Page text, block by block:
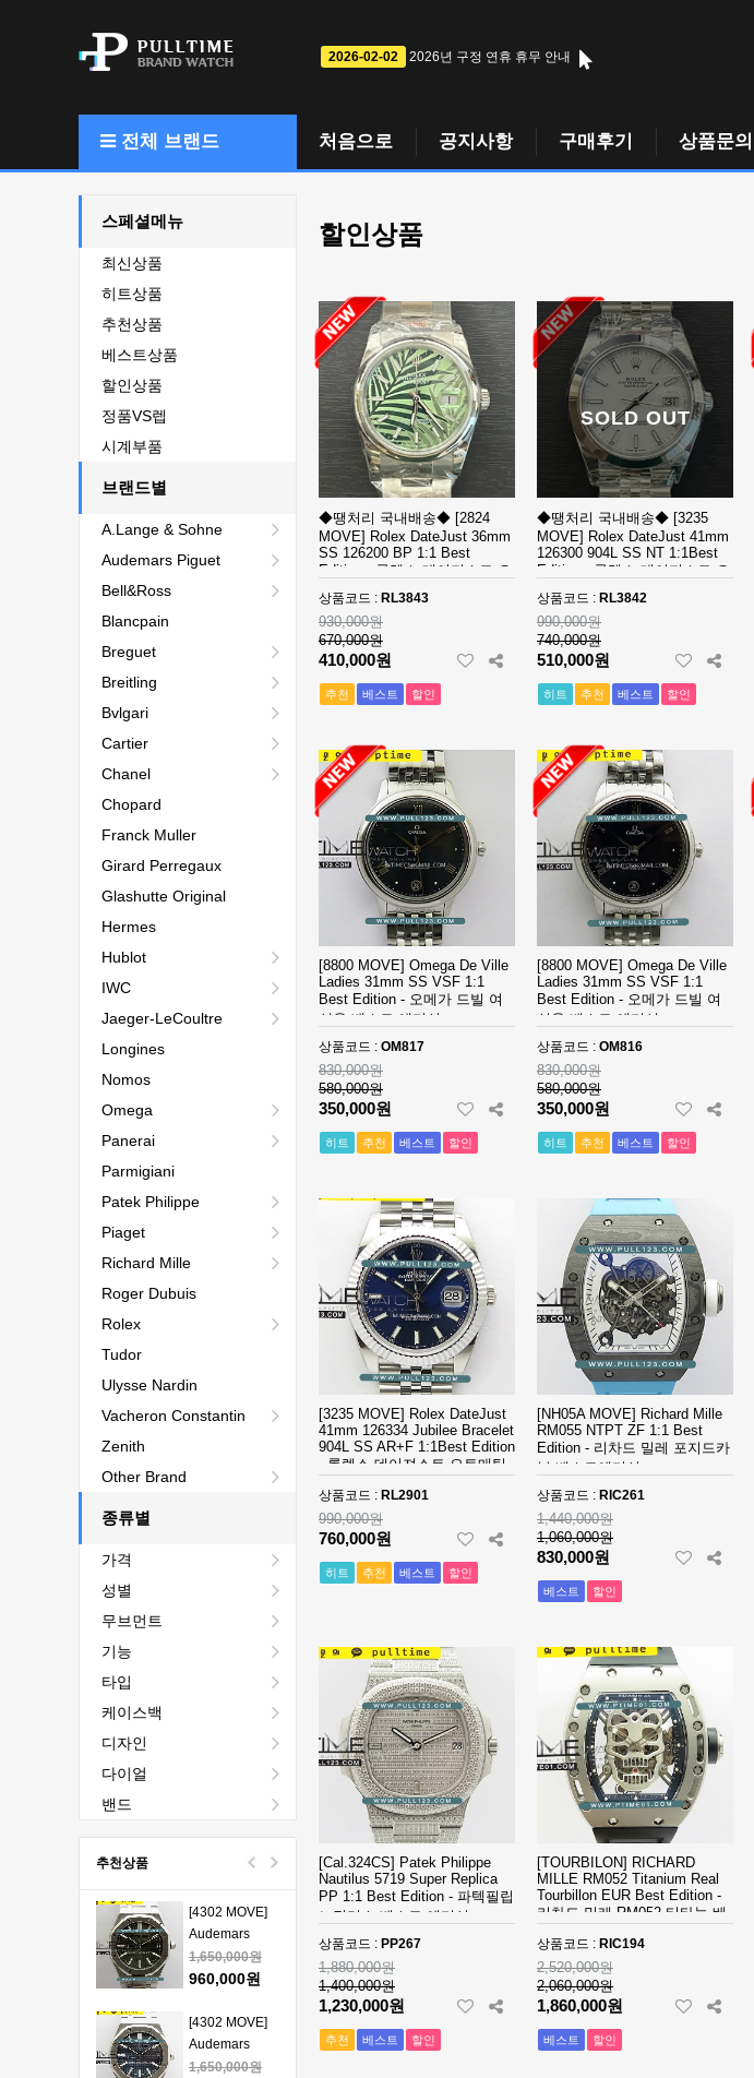
2026-02-02 2026년 구정 연휴 휴무 안내
전체 브랜드 처음으로 공지사항 구매후기 상품문의
스페셜메뉴
최신상품
히트상품
추천상품
베스트상품
할인상품
정품VS렙
시계부품
브랜드별
A.Lange & Sohne
Audemars Piguet
Bell&Ross
Blancpain
Breguet
Breitling
Bvlgari
Cartier
Chanel
Chopard
Franck Muller
Girard Perregaux
Glashutte Original
Hermes
Hublot
IWC
Jaeger-LeCoultre
Longines
Nomos
Omega
Panerai
Parmigiani
Patek Philippe
Piaget
Richard Mille
Roger Dubuis
Rolex
Tudor
Ulysse Nardin
Vacheron Constantin
Zenith
Other Brand
종류별
가격
성별
무브먼트
기능
타입
케이스백
디자인
다이얼
밴드
추천상품
26240 50th SS
그래프 50주년
1,330,000원
26240 50th SS
얄오크 크르노
모델 베스트에
디션
Oak Chrono
V2 DDF 1:1
Best Edition -
오데마피게 로
얄오크 크르노
모델 베스트에
디션
1,330,000원
[4302 MOVE]
Audemars
Piguet Royal
Oak 15510
1:1 Best
Edition - 오데
마피게 로얄오
1,650,000원
960,000원
[4302 MOVE]
Audemars
Piguet Royal
1,650,000원
할인상품
◆땡처리 국내배송◆ [2824
MOVE] Rolex DateJust 36mm
SS 126200 BP 1:1 Best
Edition - 롤렉스 데이져스트 오
토매틱 베스트에디션
상품코드 : RL3843
930,000원
670,000원
410,000원
추천 베스트 할인
SOLD OUT
◆땡처리 국내배송◆ [3235
MOVE] Rolex DateJust 41mm
126300 904L SS NT 1:1Best
Edition - 롤렉스 데이져스트 오
토매틱 베스트에디션
상품코드 : RL3842
990,000원
740,000원
510,000원
히트 추천 베스트 할인
[8800 MOVE] Omega De Ville
Ladies 31mm SS VSF 1:1
Best Edition - 오메가 드빌 여
성용 베스트 에디션
상품코드 : OM817
830,000원
580,000원
350,000원
히트 추천 베스트 할인
[8800 MOVE] Omega De Ville
Ladies 31mm SS VSF 1:1
Best Edition - 오메가 드빌 여
성용 베스트 에디션
상품코드 : OM816
830,000원
580,000원
350,000원
히트 추천 베스트 할인
[3235 MOVE] Rolex DateJust
41mm 126334 Jubilee Bracelet
904L SS AR+F 1:1Best Edition
- 롤렉스 데이져스트 오토매틱
상품코드 : RL2901
990,000원
760,000원
히트 추천 베스트 할인
[NH05A MOVE] Richard Mille
RM055 NTPT ZF 1:1 Best
Edition - 리차드 밀레 포지드카
본 베스트에디션
상품코드 : RIC261
1,440,000원
1,060,000원
830,000원
베스트 할인
[Cal.324CS] Patek Philippe
Nautilus 5719 Super Replica
PP 1:1 Best Edition - 파텍필립
노틸러스 베스트 에디션
상품코드 : PP267
1,880,000원
1,400,000원
1,230,000원
추천 베스트 할인
[TOURBILON] RICHARD
MILLE RM052 Titanium Real
Tourbillon EUR Best Edition -
리차드 밀레 RM052 티타늄 베
상품코드 : RIC194
2,520,000원
2,060,000원
1,860,000원
베스트 할인